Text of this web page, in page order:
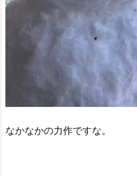
なかなかの力作ですな。